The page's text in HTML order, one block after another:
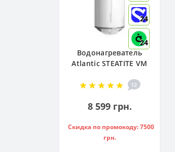
24
24
Водонагреватель
Atlantic STEATITE VM
851188
12
8 599 грн.
Скидка по промокоду: 7500
грн.